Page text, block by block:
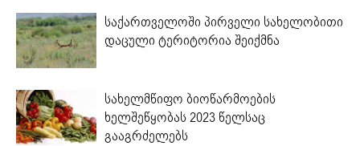
საქართველოში პირველი სახელობითი
დაცული ტერიტორია შეიქმნა
სახელმწიფო ბიოწარმოების
ხელშეწყობას 2023 წელსაც
გააგრძელებს